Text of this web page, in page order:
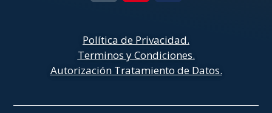
Política de Privacidad.
Terminos y Condiciones.
Autorización Tratamiento de Datos.